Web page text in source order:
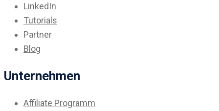
LinkedIn
Tutorials
Partner
Blog
Unternehmen
Affiliate Programm